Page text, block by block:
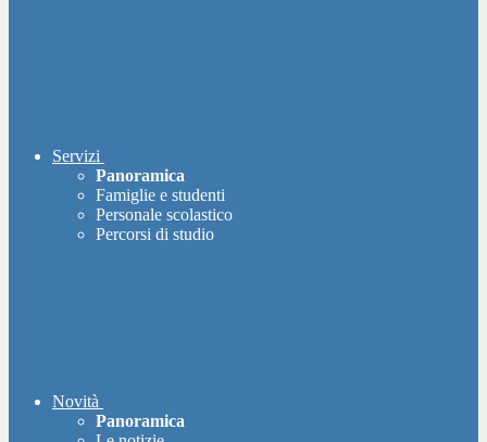
Servizi
Panoramica
Famiglie e studenti
Personale scolastico
Percorsi di studio
Novità
Panoramica